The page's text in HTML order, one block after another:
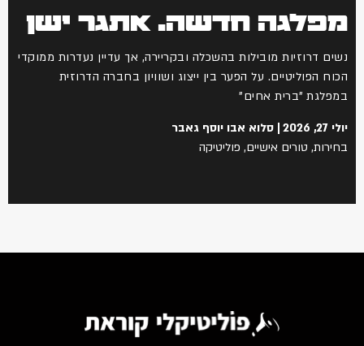
מפלגה חדשה. אתגר ישן
נשים דרוזיות מובילות בהשכלה ובקריירה, אך עדיין נעדרות ממוקדי
הכוח הפוליטיים. על הפער בין ייצוג ושוויון בחברה הדרוזית
במפלגת "ברית אחים"
יולי 27, 2026
סלוא אבו יוסף גאבר
בחירות, טורים אישיים, פוליטיקה